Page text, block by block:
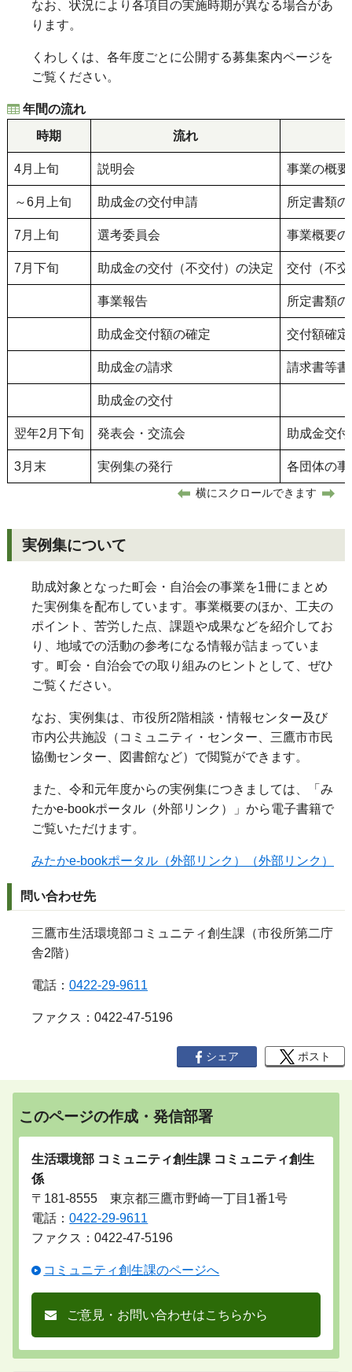
なお、状況により各項目の実施時期が異なる場合があ
ります。
くわしくは、各年度ごとに公開する募集案内ページを
ご覧ください。
年間の流れ
時期
流れ
4月上旬 説明会 事業の概
～6月上旬 助成金の交付申請 所定書類
7月上旬 選考委員会 事業概要
7月下旬 助成金の交付（不交付）の決定 交付（不
事業報告 所定書類
助成金交付額の確定 交付額確
助成金の請求 請求書等
助成金の交付
翌年2月下旬 発表会・交流会 助成金交
3月末 実例集の発行 各団体の
横にスクロールできます
実例集について
助成対象となった町会・自治会の事業を1冊にまとめ
た実例集を配布しています。事業概要のほか、工夫の
ポイント、苦労した点、課題や成果などを紹介してお
り、地域での活動の参考になる情報が詰まっていま
す。町会・自治会での取り組みのヒントとして、ぜひ
ご覧ください。
なお、実例集は、市役所2階相談・情報センター及び
市内公共施設（コミュニティ・センター、三鷹市市民
協働センター、図書館など）で閲覧ができます。
また、令和元年度からの実例集につきましては、「み
たかe-bookポータル（外部リンク）」から電子書籍で
ご覧いただけます。
みたかe-bookポータル（外部リンク）（外部リンク）
問い合わせ先
三鷹市生活環境部コミュニティ創生課（市役所第二庁
舎2階）
電話： 0422-29-9611
ファクス：0422-47-5196
シェア ポスト
このページの作成・発信部署
生活環境部 コミュニティ創生課 コミュニティ創生
係
〒181-8555 東京都三鷹市野崎一丁目1番1号
電話：0422-29-9611
ファクス：0422-47-5196
コミュニティ創生課のページへ
ご意見・お問い合わせはこちらから